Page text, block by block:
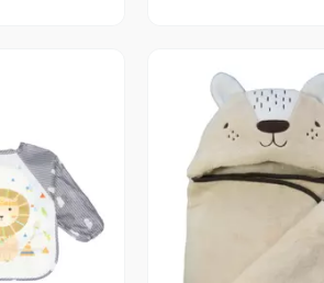
Previa Vista Previa